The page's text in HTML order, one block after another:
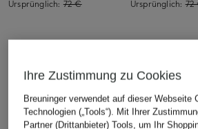
Ursprünglich: 72 €
Ursprünglich:72
ÄHNLICHE ARTIKEL ENTDECKEN
Ihre Zustimmung zu Cookies
Breuninger verwendet auf dieser Webseite
Technologien („Tools“). Mit Ihrer
Partner (Drittanbieter) Tools, um Ihr